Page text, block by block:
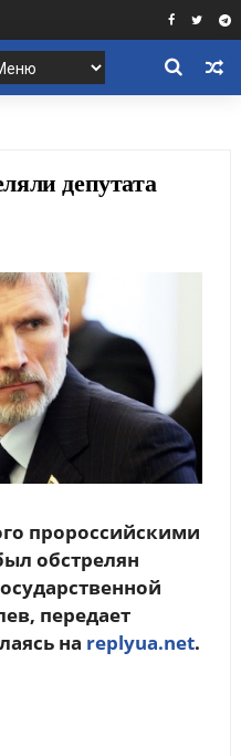
депутата
пророссийскими
обстрелян
передает
на replyua.net.